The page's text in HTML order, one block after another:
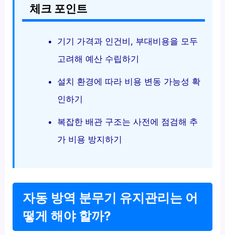
체크 포인트
기기 가격과 인건비, 부대비용을 모두
고려해 예산 수립하기
설치 환경에 따라 비용 변동 가능성 확
인하기
복잡한 배관 구조는 사전에 점검해 추
가 비용 방지하기
자동 방역 분무기 유지관리는 어
떻게 해야 할까?